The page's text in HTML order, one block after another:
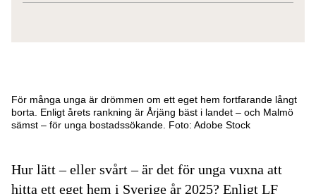
För många unga är drömmen om ett eget hem fortfarande långt
borta. Enligt årets rankning är Årjäng bäst i landet – och Malmö
sämst – för unga bostadssökande. Foto: Adobe Stock
Hur lätt – eller svårt – är det för unga vuxna att
hitta ett eget hem i Sverige år 2025? Enligt LF